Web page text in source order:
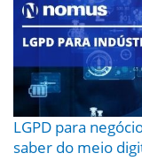
LGPD para
saber do meio